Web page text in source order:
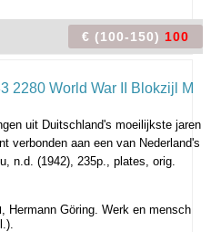
€ (100-150) 100
uit Duitschland's moeilijkste jaren
verbonden aan een van Nederland's
n.d. (1942), 235p., plates, orig.
, Hermann Göring. Werk en mensch